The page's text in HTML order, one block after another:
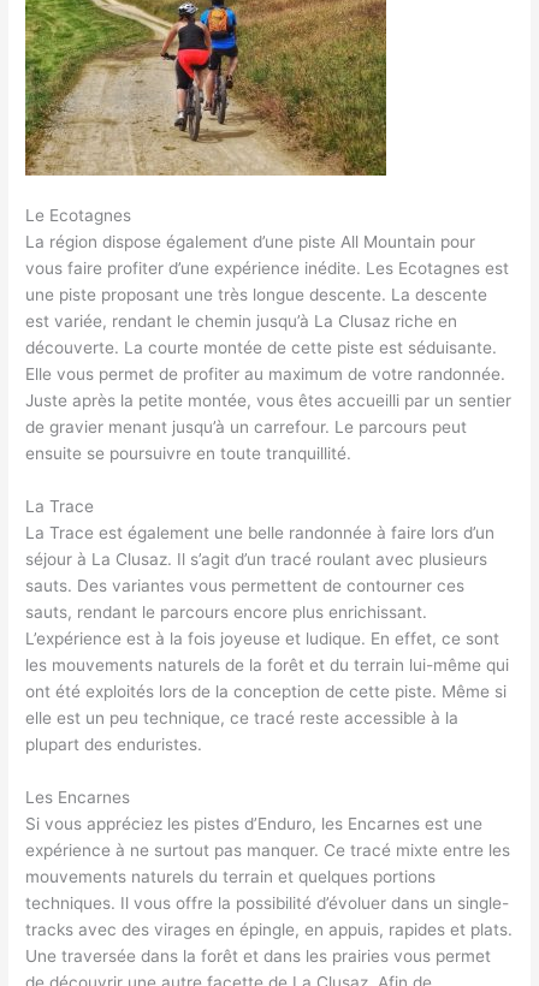
Le Ecotagnes
La région dispose également d’une piste All Mountain pour
vous faire profiter d’une expérience inédite. Les Ecotagnes est
une piste proposant une très longue descente. La descente
est variée, rendant le chemin jusqu’à La Clusaz riche en
découverte. La courte montée de cette piste est séduisante.
Elle vous permet de profiter au maximum de votre randonnée.
Juste après la petite montée, vous êtes accueilli par un sentier
de gravier menant jusqu’à un carrefour. Le parcours peut
ensuite se poursuivre en toute tranquillité.
La Trace
La Trace est également une belle randonnée à faire lors d’un
séjour à La Clusaz. Il s’agit d’un tracé roulant avec plusieurs
sauts. Des variantes vous permettent de contourner ces
sauts, rendant le parcours encore plus enrichissant.
L’expérience est à la fois joyeuse et ludique. En effet, ce sont
les mouvements naturels de la forêt et du terrain lui-même qui
ont été exploités lors de la conception de cette piste. Même si
elle est un peu technique, ce tracé reste accessible à la
plupart des enduristes.
Les Encarnes
Si vous appréciez les pistes d’Enduro, les Encarnes est une
expérience à ne surtout pas manquer. Ce tracé mixte entre les
mouvements naturels du terrain et quelques portions
techniques. Il vous offre la possibilité d’évoluer dans un single-
tracks avec des virages en épingle, en appuis, rapides et plats.
Une traversée dans la forêt et dans les prairies vous permet
de découvrir une autre facette de La Clusaz. Afin de